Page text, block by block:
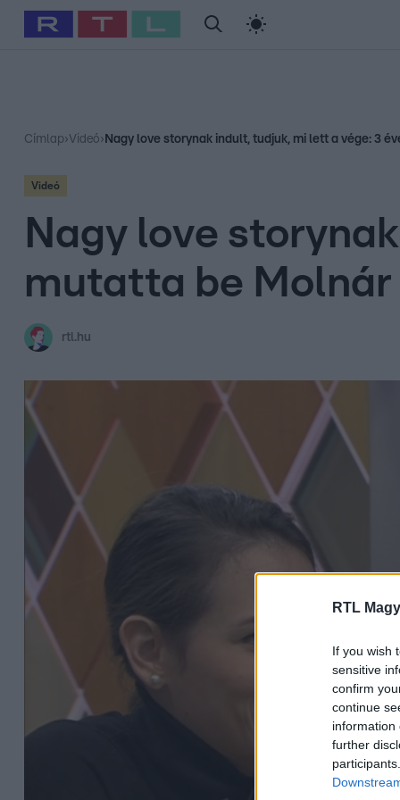
RTL
If you wish
sensitive
confirm
continue
information
further
Babits Marcella Szellő István Most Wanted
Címlap›Videó› Nagy love storynak indult, tudjuk, mi lett a vége: 3
Videó
Nagy love
mutatta be
rtl.hu